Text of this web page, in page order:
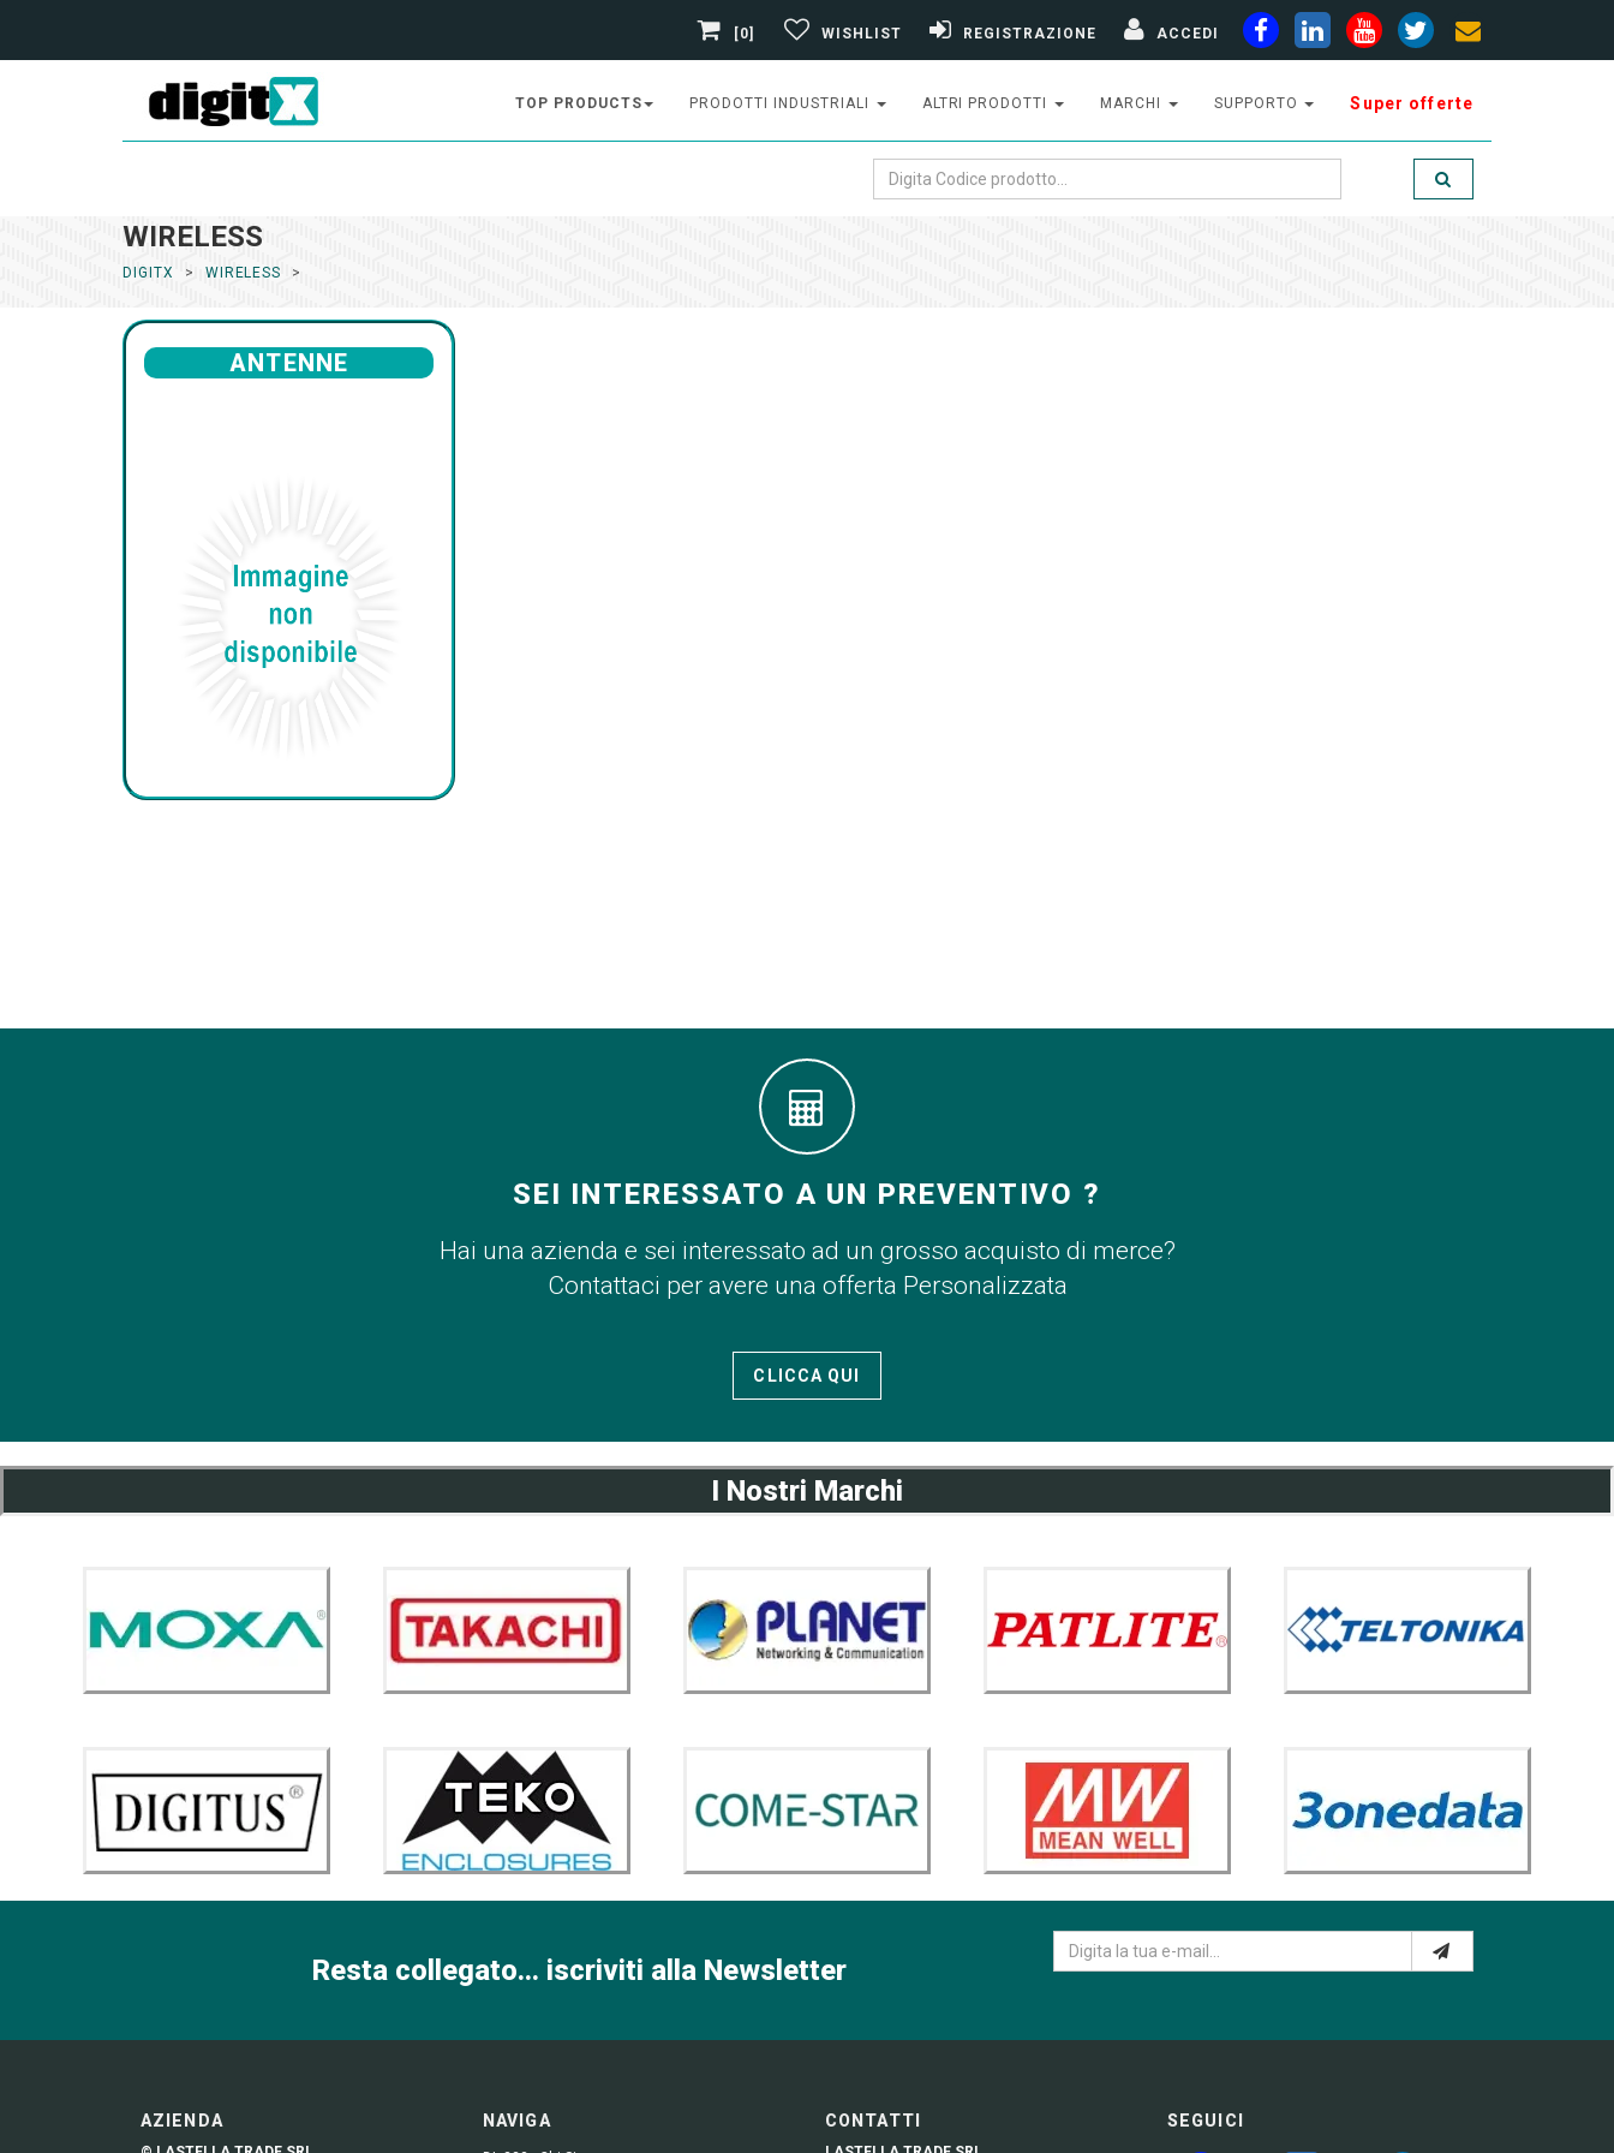
[0] WISHLIST REGISTRAZIONE ACCEDI
TOP PRODUCTS PRODOTTI INDUSTRIALI ALTRI PRODOTTI MARCHI SUPPORTO Super offerte
WIRELESS
DIGITX WIRELESS
ANTENNE
SEI INTERESSATO A UN PREVENTIVO ?
Hai una azienda e sei interessato ad un grosso acquisto di merce?
Contattaci per avere una offerta Personalizzata
CLICCA QUI
I Nostri Marchi
Resta collegato... iscriviti alla Newsletter
AZIENDA NAVIGA CONTATTI SEGUICI